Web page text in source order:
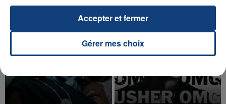
TITRES DIFFUSÉS
20h07
20h07
Gérer mes choix
Accepter et fermer